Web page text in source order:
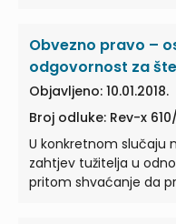
Obvezno pravo –
odgovornost za
Objavljeno: 10.01.2018.
Broj odluke: Rev-x
U konkretnom slučaju
zahtjev tužitelja u
pritom shvaćanje da